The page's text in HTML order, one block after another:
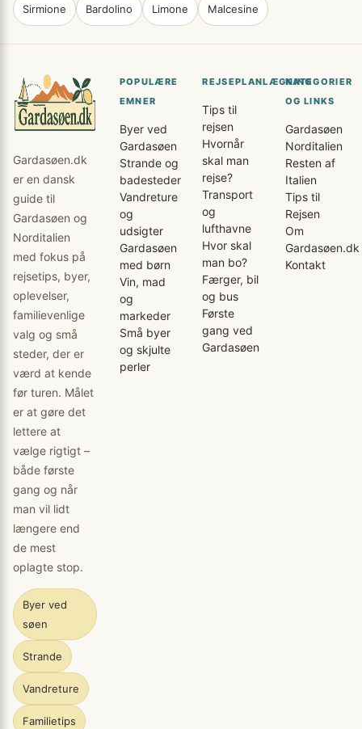
Sirmione Bardolino Limone Malcesine
Gardasøen.dk
er en dansk
guide til
Gardasøen og
Norditalien
med fokus på
rejsetips, byer,
oplevelser,
familievenlige
valg og små
steder, der er
værd at kende
før turen. Målet
er at gøre det
lettere at
vælge rigtigt –
både første
gang og når
man vil lidt
længere end
de mest
oplagte stop.
Byer ved
søen
Strande
Vandreture
Familietips
POPULÆRE
EMNER
Byer ved
Gardasøen
Strande og
badesteder
Vandreture
og
udsigter
Gardasøen
med børn
Vin, mad
og
markeder
Små byer
og skjulte
perler
REJSEPLANLÆGNING
Tips til
rejsen
Hvornår
skal man
rejse?
Transport
og
lufthavne
Hvor skal
man bo?
Færger, bil
og bus
Første
gang ved
Gardasøen
KATEGORIER
OG LINKS
Gardasøen
Norditalien
Resten af
Italien
Tips til
Rejsen
Om
Gardasøen.dk
Kontakt